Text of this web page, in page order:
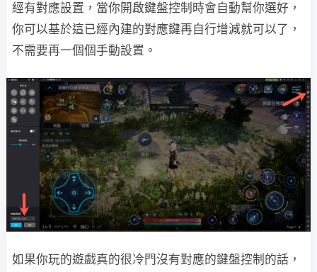
經有對應設置，當你開啟鍵盤控制時會自動幫你選好，
你可以基於這已經內建的對應鍵再自行增減就可以了，
不需要再一個個手動設置。
如果你玩的遊戲真的很冷門沒有對應的鍵盤控制的話，